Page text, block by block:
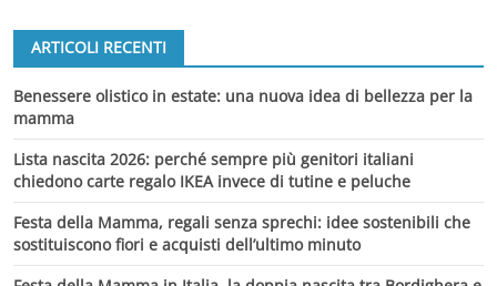
ARTICOLI RECENTI
Benessere olistico in estate: una nuova idea di bellezza per la
mamma
Lista nascita 2026: perché sempre più genitori italiani
chiedono carte regalo IKEA invece di tutine e peluche
Festa della Mamma, regali senza sprechi: idee sostenibili che
sostituiscono fiori e acquisti dell’ultimo minuto